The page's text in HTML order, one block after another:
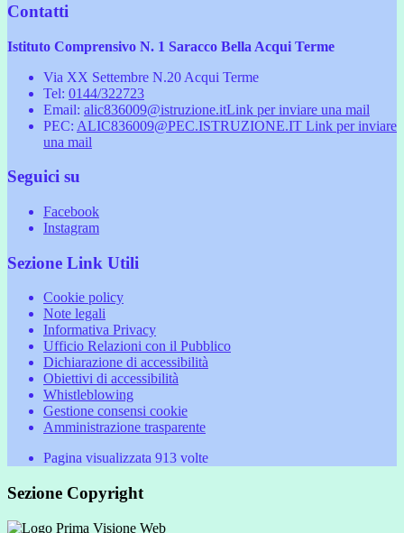
Contatti
Istituto Comprensivo N. 1 Saracco Bella Acqui Terme
Via XX Settembre N.20 Acqui Terme
Tel: 0144/322723
Email: alic836009@istruzione.itLink per inviare una mail
PEC: ALIC836009@PEC.ISTRUZIONE.IT Link per inviare
una mail
Seguici su
Facebook
Instagram
Sezione Link Utili
Cookie policy
Note legali
Informativa Privacy
Ufficio Relazioni con il Pubblico
Dichiarazione di accessibilità
Obiettivi di accessibilità
Whistleblowing
Gestione consensi cookie
Amministrazione trasparente
Pagina visualizzata 913 volte
Sezione Copyright